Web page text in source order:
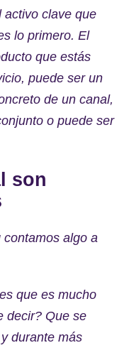
activo clave que
lo primero. El
que estás
puede ser un
de un canal,
o puede ser
son
contamos algo a
que es mucho
decir? Que se
durante más